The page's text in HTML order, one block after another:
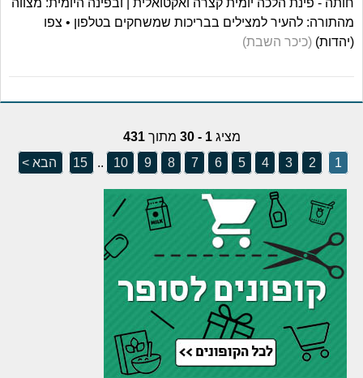
חותה - פינת הלכה יומית קצרה ואקטואלית | ובפינה היומית: מצווה
מהתורה: להעיר למצילים בבריכות שמשחקים בטלפון • צפו
(יהדות) (כיכר השבת)
מציג1 - 30 מתוך431
1
2
3
4
5
6
7
8
9
10
..
15 הבא >